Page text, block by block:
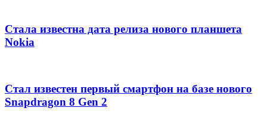
Стала известна дата релиза нового планшета
Nokia
Стал известен первый смартфон на базе нового
Snapdragon 8 Gen 2